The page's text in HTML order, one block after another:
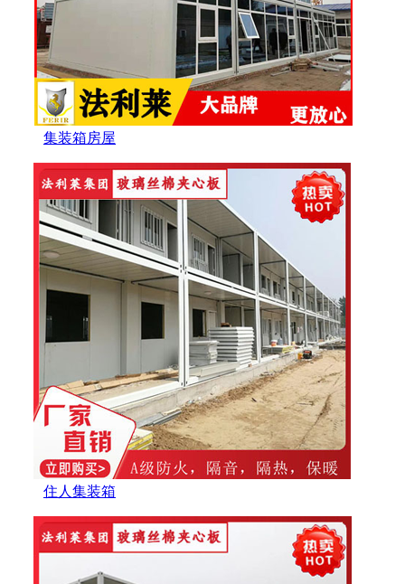
集装箱房屋
住人集装箱